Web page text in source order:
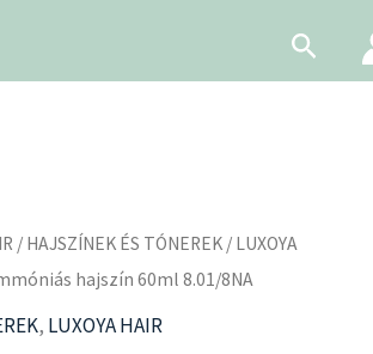
Search
/ HAJSZÍNEK ÉS TÓNEREK/ LUXOYA
hajszín 60ml 8.01/8NA
, LUXOYA HAIR